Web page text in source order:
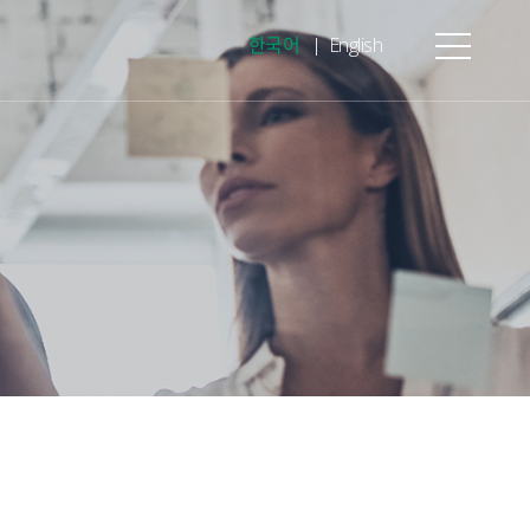
한국어 English